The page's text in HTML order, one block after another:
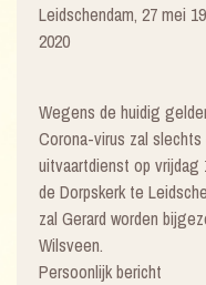
Leidschendam, 27 mei
2020
Wegens de huidig
Corona-virus zal
uitvaartdienst op vrijdag
de Dorpskerk te
zal Gerard worden
Wilsveen.
Persoonlijk bericht